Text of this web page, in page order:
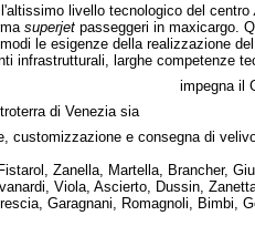
livello tecnologico del centro
superjetpasseggeri in maxicargo.
le esigenze della realizzazione del
infrastrutturali, larghe competenze
impegna il
di Venezia sia
customizzazione e consegna di
Zanella, Martella, Brancher,
Viola, Ascierto, Dussin,
Garagnani, Romagnoli, Bimbi,